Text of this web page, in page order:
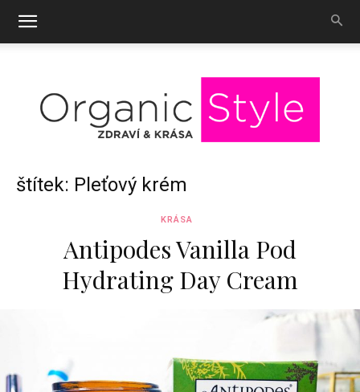
OrganicStyle
štítek: Pleťový krém
KRÁSA
Antipodes Vanilla Pod
Hydrating Day Cream